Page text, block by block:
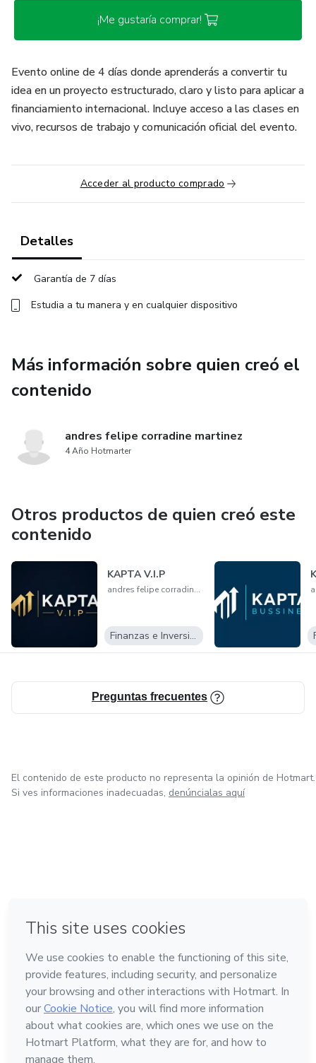
¡Me gustaría comprar!
Evento online de 4 días donde aprenderás a convertir tu
idea en un proyecto estructurado, claro y listo para aplicar a
financiamiento internacional. Incluye acceso a las clases en
vivo, recursos de trabajo y comunicación oficial del evento.
Acceder al producto comprado
Detalles
Garantía de 7 días
Estudia a tu manera y en cualquier dispositivo
Más información sobre quien creó el
contenido
andres felipe corradine martinez
4 Año Hotmarter
Otros productos de quien creó este
contenido
KAPTA V.I.P
andres felipe corradine martinez
Finanzas e Inversiones
Preguntas frecuentes
El contenido de este producto no representa la opinión de Hotmart.
Si ves informaciones inadecuadas, denúncialas aquí
Hecho con❤ en Ciudad de México
Conoce Hotmart
Idioma
Español